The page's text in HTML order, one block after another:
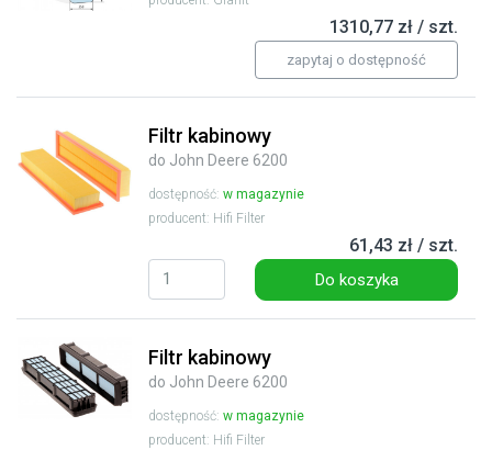
1310,77 zł / szt.
zapytaj o dostępność
Filtr kabinowy
do John Deere 6200
dostępność: w magazynie
producent: Hifi Filter
61,43 zł / szt.
Do koszyka
Filtr kabinowy
do John Deere 6200
dostępność: w magazynie
producent: Hifi Filter